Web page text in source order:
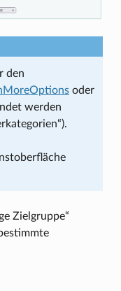
den
oder
werden
Zielgruppe“